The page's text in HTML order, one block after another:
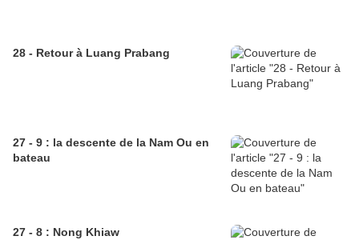
28 - Retour à Luang Prabang
27 - 9 : la descente de la Nam Ou en
bateau
27 - 8 : Nong Khiaw